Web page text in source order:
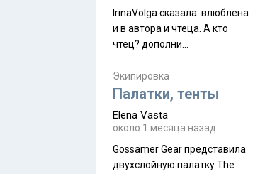
такая как бы переходная
ступень между привычной
нам Индией и остальными
надеюсь увидеть.
IrinaVolga сказалa: влюблена
и в автора и чтеца. А кто
чтец? дополни
Экипировка
Палатки, тенты
Elena Vasta
около 1 месяца назад
Gossamer Gear представила
двухслойную палатку The